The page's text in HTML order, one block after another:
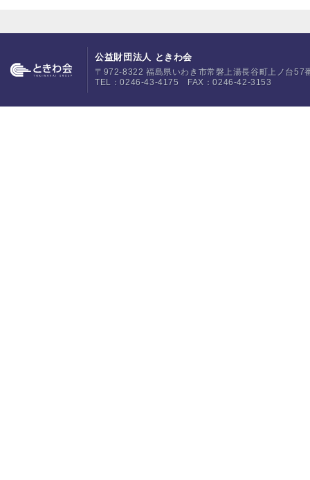
公益財団法人 ときわ会
〒972-8322 福島県いわき市常磐上湯長谷町上ノ台57
TEL：0246-43-4175 FAX：0246-42-3153